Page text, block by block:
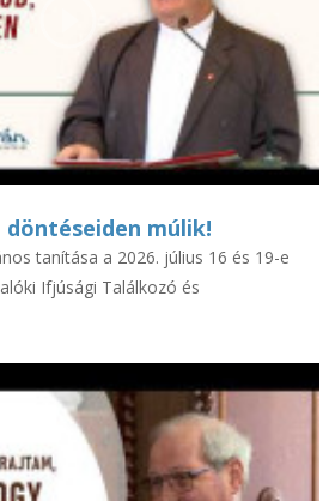
múlik!
tanítása a 2026. július 16 és 19-e
Ifjúsági Találkozó és